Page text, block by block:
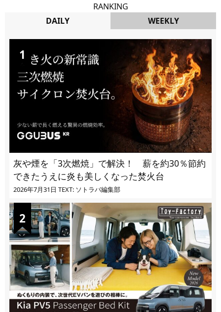
RANKING
DAILY
WEEKLY
灰や煙を「3次燃焼」で解決！ 薪を約30％節約
できたうえに炎も美しくなった焚火台
2026年7月31日 TEXT: ソトラバ編集部